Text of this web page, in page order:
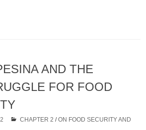
AND THE
FOR FOOD
CHAPTER 2 /ON FOOD SECURITY AND